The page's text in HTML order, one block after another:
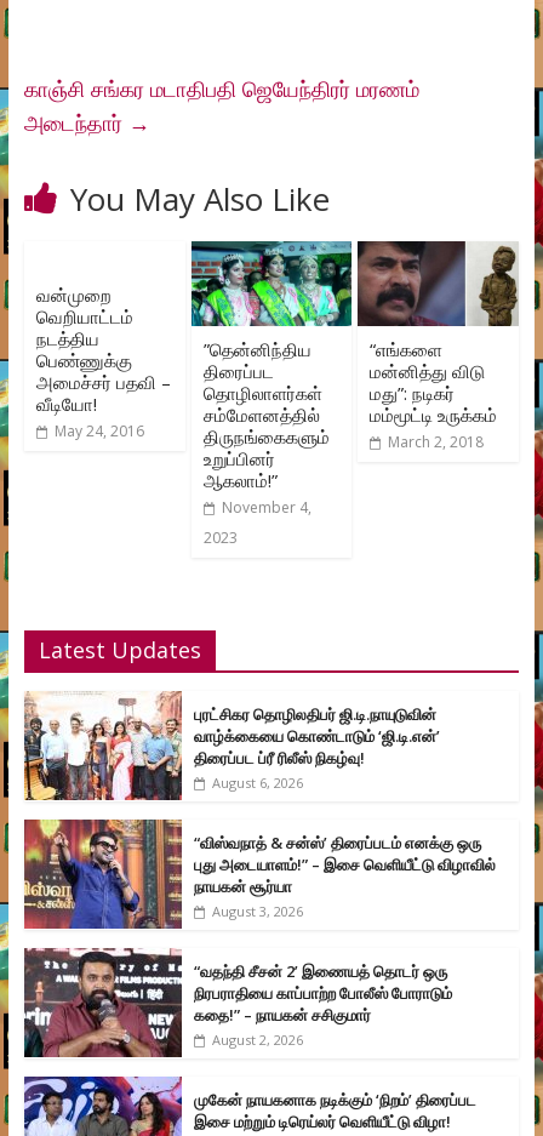
காஞ்சி சங்கர மடாதிபதி ஜெயேந்திரர் மரணம்
அடைந்தார் →
You May Also Like
வன்முறை
வெறியாட்டம்
நடத்திய
பெண்ணுக்கு
அமைச்சர் பதவி –
வீடியோ!
May 24, 2016
”தென்னிந்திய
திரைப்பட
தொழிலாளர்கள்
சம்மேளனத்தில்
திருநங்கைகளும்
உறுப்பினர்
ஆகலாம்!”
November 4,
2023
“எங்களை
மன்னித்து விடு
மது”: நடிகர்
மம்மூட்டி உருக்கம்
March 2, 2018
Latest Updates
புரட்சிகர தொழிலதிபர் ஜி.டி.நாயுடுவின்
வாழ்க்கையை கொண்டாடும் ‘ஜி.டி.என்’
திரைப்பட ப்ரீ ரிலீஸ் நிகழ்வு!
August 6, 2026
“விஸ்வநாத் & சன்ஸ்’ திரைப்படம் எனக்கு ஒரு
புது அடையாளம்!” – இசை வெளியீட்டு விழாவில்
நாயகன் சூர்யா
August 3, 2026
“வதந்தி சீசன் 2’ இணையத் தொடர் ஒரு
நிரபராதியை காப்பாற்ற போலீஸ் போராடும்
கதை!” – நாயகன் சசிகுமார்
August 2, 2026
முகேன் நாயகனாக நடிக்கும் ‘நிறம்’ திரைப்பட
இசை மற்றும் டிரெய்லர் வெளியீட்டு விழா!